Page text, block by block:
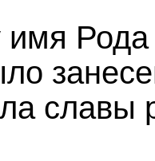
имя Рода
славы